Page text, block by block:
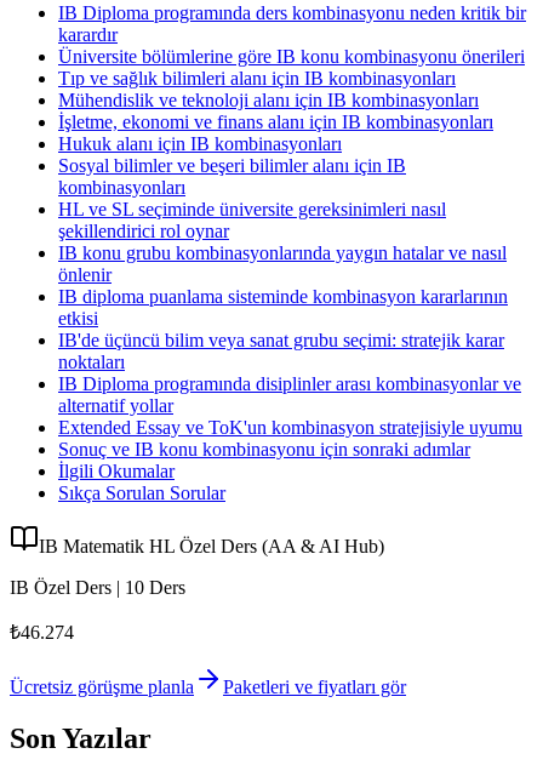
IB Diploma programında ders kombinasyonu neden kritik bir
karardır
Üniversite bölümlerine göre IB konu kombinasyonu önerileri
Tıp ve sağlık bilimleri alanı için IB kombinasyonları
Mühendislik ve teknoloji alanı için IB kombinasyonları
İşletme, ekonomi ve finans alanı için IB kombinasyonları
Hukuk alanı için IB kombinasyonları
Sosyal bilimler ve beşeri bilimler alanı için IB
kombinasyonları
HL ve SL seçiminde üniversite gereksinimleri nasıl
şekillendirici rol oynar
IB konu grubu kombinasyonlarında yaygın hatalar ve nasıl
önlenir
IB diploma puanlama sisteminde kombinasyon kararlarının
etkisi
IB'de üçüncü bilim veya sanat grubu seçimi: stratejik karar
noktaları
IB Diploma programında disiplinler arası kombinasyonlar ve
alternatif yollar
Extended Essay ve ToK'un kombinasyon stratejisiyle uyumu
Sonuç ve IB konu kombinasyonu için sonraki adımlar
İlgili Okumalar
Sıkça Sorulan Sorular
IB Matematik HL Özel Ders (AA & AI Hub)
IB Özel Ders | 10 Ders
₺46.274
Ücretsiz görüşme planla Paketleri ve fiyatları gör
Son Yazılar